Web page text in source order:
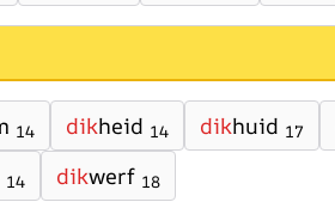
14 dikheid 14 dikhuid 17
14 dikwerf 18